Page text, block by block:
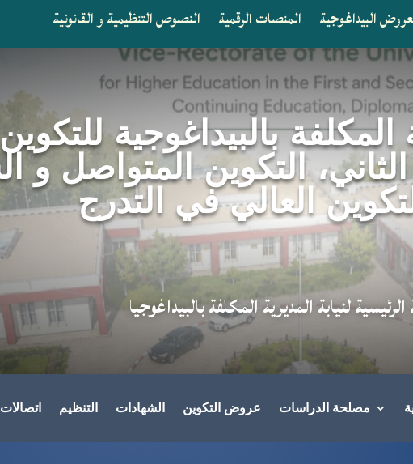
البيداغوجية المنصات الرقمية النصوص التنظيمية و القانونية
المكلفة بالبيداغوجية
التكوين المتواصل و
العالي في التدرج
لنيابة المديرية المكلفة بالبيداغوجيا
مصلحة الدراسات عروض التكوين الشهادات التنظيم اتصالات